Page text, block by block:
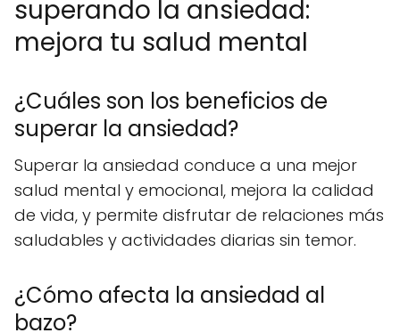
superando la ansiedad:
mejora tu salud mental
¿Cuáles son los beneficios de
superar la ansiedad?
Superar la ansiedad conduce a una mejor
salud mental y emocional, mejora la calidad
de vida, y permite disfrutar de relaciones más
saludables y actividades diarias sin temor.
¿Cómo afecta la ansiedad al
bazo?